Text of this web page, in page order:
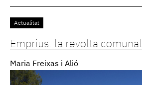
Actualitat
Emprius: la revolta comunal
Maria Freixas i Alió